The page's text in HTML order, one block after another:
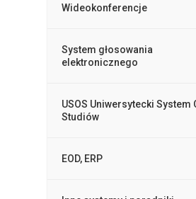
Wideokonferencje
–
System głosowania
elektronicznego
–
USOS Uniwersytecki System
Studiów
–
EOD, ERP
–